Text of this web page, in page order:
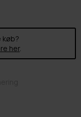
køb?
her.